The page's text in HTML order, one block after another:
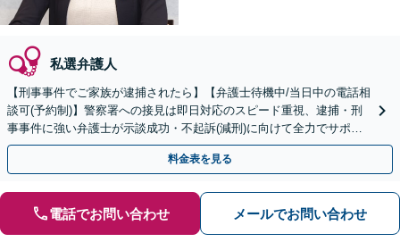
私選弁護人
【刑事事件でご家族が逮捕されたら】【弁護士待機中/当日中の電話相
談可(予約制)】警察署への接見は即日対応のスピード重視、逮捕・刑
事事件に強い弁護士が示談成功・不起訴(減刑)に向けて全力でサポー
トします。【加害者側の相談専門】
料金表を見る
電話でお問い合わせ メールでお問い合わせ